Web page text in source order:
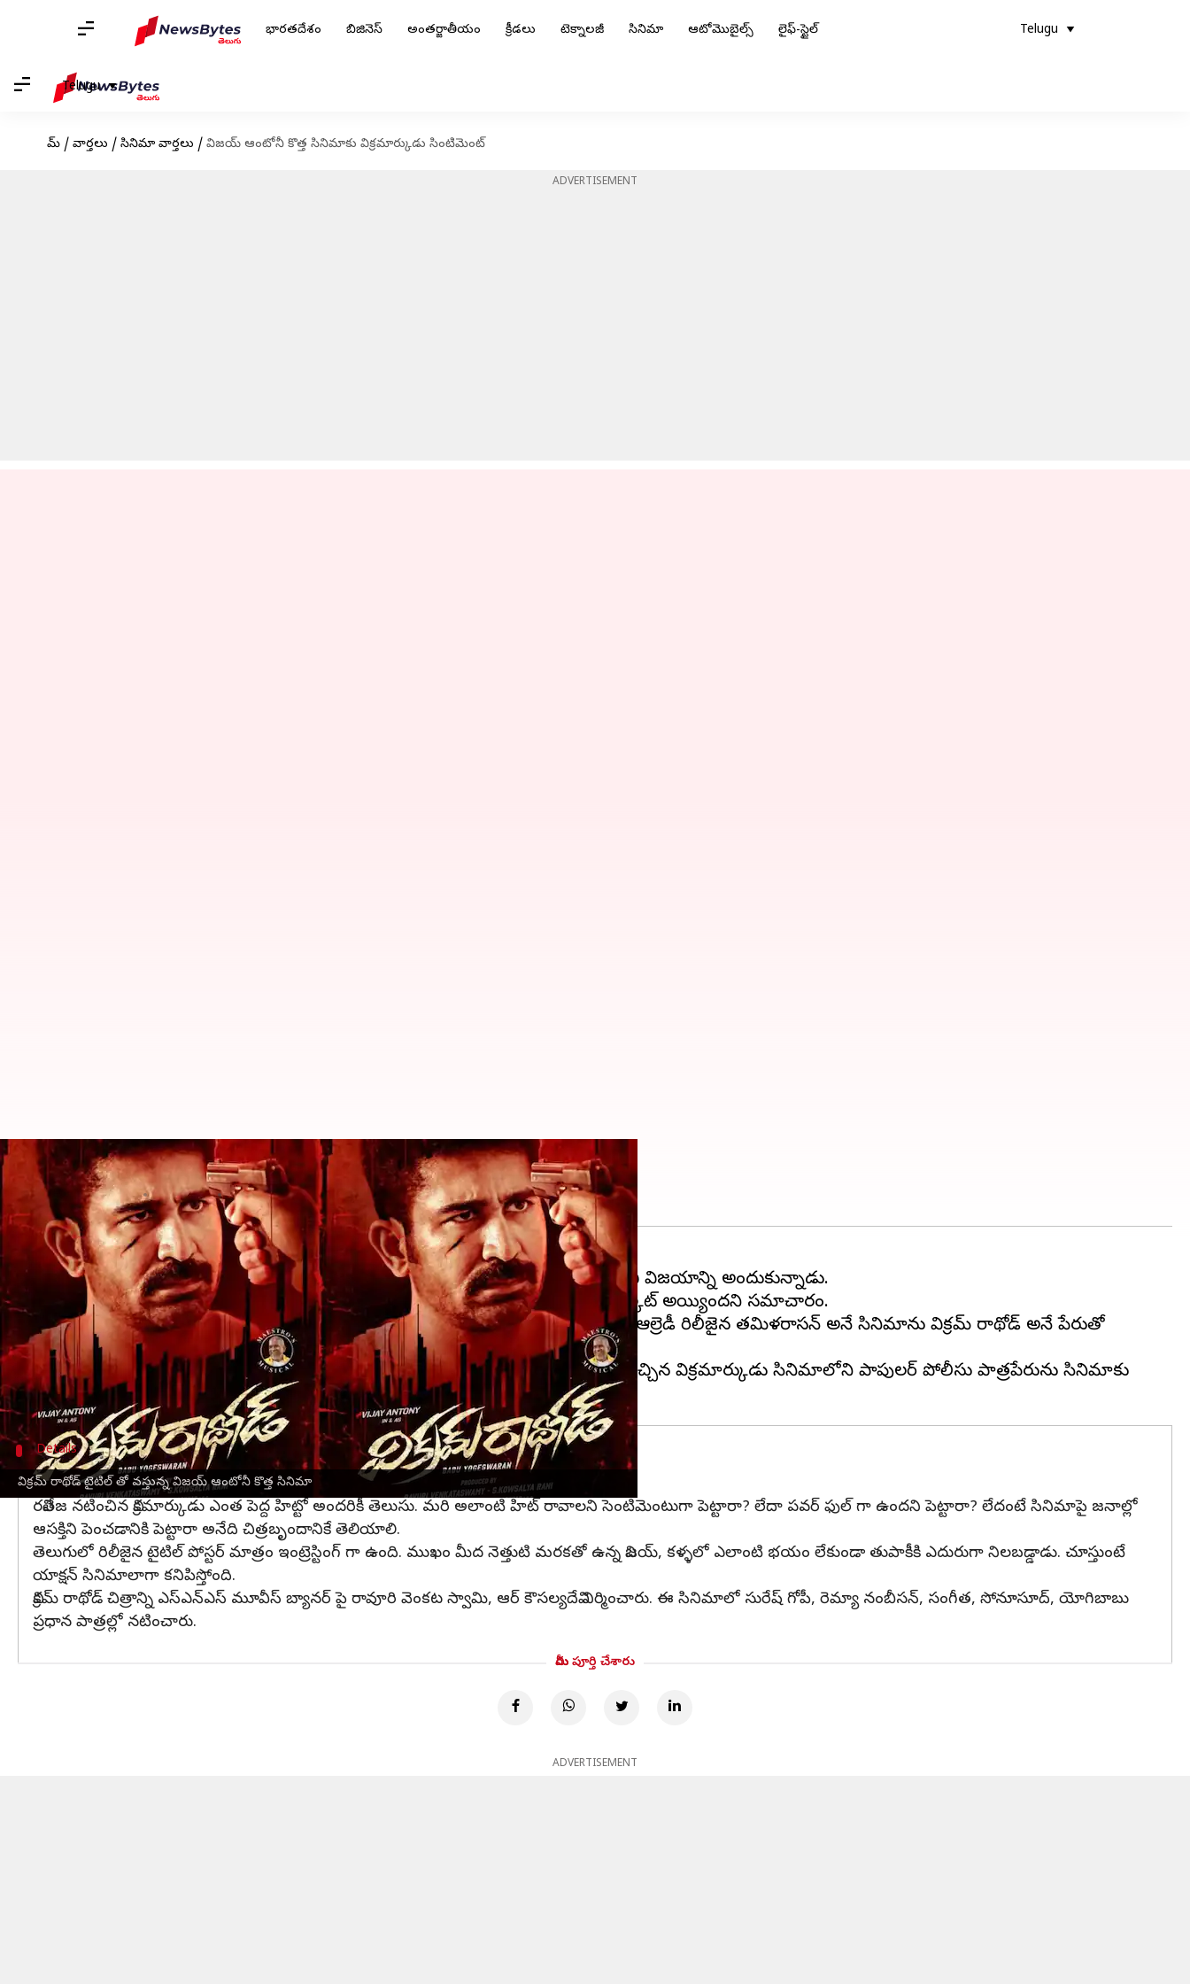
భారతదేశం బిజినెస్ అంతర్జాతీయం క్రీడలు టెక్నాలజీ సినిమా ఆటోమొబైల్స్ లైఫ్-స్టైల్ Telugu
Telugu
హోమ్ / వార్తలు / సినిమా వార్తలు / విజయ్ ఆంటోనీ కొత్త సినిమాకు విక్రమార్కుడు సింటిమెంట్
ADVERTISEMENT
విక్రమ్ రాథోడ్ టైటిల్ తో వస్తున్న విజయ్ ఆంటోనీ కొత్త సినిమా
విజయ్ ఆంటోనీ కొత్త సినిమాకు విక్రమార్కుడు సింటిమెంట్
వ్రాసిన వారు Sriram Pranateja Jun 13, 2023 04:25 pm
ఈ వార్తాకథనం ఏంటి
బిచ్చగాడు 2సినిమాతో ఇటీవల ప్రేక్షకుల ముందుకు వచ్చినవిజయ్ ఆంటోనీ, తెలుగులో మంచి విజయాన్ని అందుకున్నాడు.
బిచ్చగాడు మొదటి పార్ట్ అందుకున్న స్థాయిలో సక్సెస్ రాకపోయినా కమర్షియల్ గా బాగానే వర్కౌట్ అయ్యిందని సమాచారం.
ప్రస్తుతం మరో డబ్బింగ్ సినిమాను తెలుగు ప్రేక్షకుల ముందుకు తీసుకురానున్నాడు. తమిళంలో ఆల్రెడీ రిలీజైన తమిళరాసన్ అనే సినిమాను విక్రమ్ రాథోడ్ అనే పేరుతో
తెలుగులో రిలీజ్ చేయబోతున్నాడు.
ఈ మేరకు తెలుగులో టైటిల్ పోస్టర్ ను ఈరోజు రిలీజ్ చేసారు.రాజమౌళి, రవితేజ కాంబోలో వచ్చిన విక్రమార్కుడు సినిమాలోని పాపులర్ పోలీసు పాత్రపేరును సినిమాకు
Details
యాక్షన్ సినిమాగా విక్రమ్ రాథోడ్
రవితేజ నటించిన విక్రమార్కుడు ఎంత పెద్ద హిట్టో అందరికీ తెలుసు. మరి అలాంటి హిట్ రావాలని సెంటిమెంటుగా పెట్టారా? లేదా పవర్ ఫుల్ గా ఉందని పెట్టారా? లేదంటే సినిమాపై జనాల్లో
ఆసక్తిని పెంచడానికి పెట్టారా అనేది చిత్రబృందానికే తెలియాలి.
తెలుగులో రిలీజైన టైటిల్ పోస్టర్ మాత్రం ఇంట్రెస్టింగ్ గా ఉంది. ముఖం మీద నెత్తుటి మరకతో ఉన్న విజయ్, కళ్ళలో ఎలాంటి భయం లేకుండా తుపాకీకి ఎదురుగా నిలబడ్డాడు. చూస్తుంటే
యాక్షన్ సినిమాలాగా కనిపిస్తోంది.
విక్రమ్ రాథోడ్ చిత్రాన్ని ఎస్ఎన్ఎస్ మూవీస్ బ్యానర్ పై రావూరి వెంకట స్వామి, ఆర్ కౌసల్యదేవి నిర్మించారు. ఈ సినిమాలో సురేష్ గోపీ, రెమ్యా నంబీసన్, సంగీత, సోనూసూద్, యోగిబాబు
ప్రధాన పాత్రల్లో నటించారు.
మీరు పూర్తి చేశారు
ADVERTISEMENT